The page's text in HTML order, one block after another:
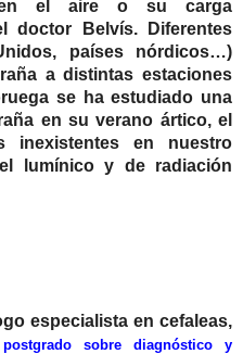
en el aire o su carga
doctor
Belvís. Diferentes
países nórdicos…)
a distintas estaciones
se ha estudiado una
en su verano ártico, el
inexistentes en nuestro
lumínico y de radiación
especialista en cefaleas,
postgrado sobre diagnóstico y